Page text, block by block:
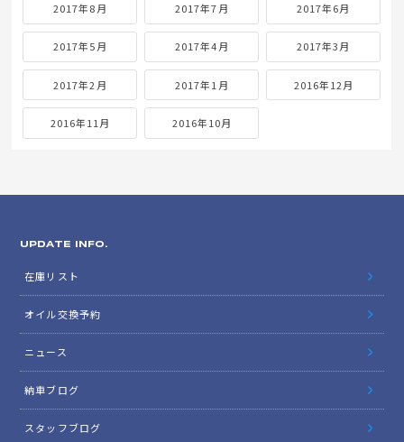
2017年8月 2017年7月 2017年6月
2017年5月 2017年4月 2017年3月
2017年2月 2017年1月 2016年12月
2016年11月 2016年10月
UPDATE INFO.
在庫リスト
オイル交換予約
ニュース
納車ブログ
スタッフブログ